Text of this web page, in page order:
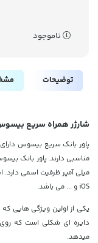
ناموجود
توضیحات
شارژر همراه سریع
میلی آمپر ظرفیت اسمی دارد.
iOS و ... می باشد.
دایره ای شکلی است که روی
میدهد.